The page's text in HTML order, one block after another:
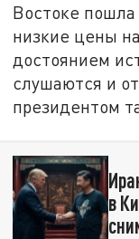
Востоке пошла
низкие цены
достоянием
слушаются и
президентом
в